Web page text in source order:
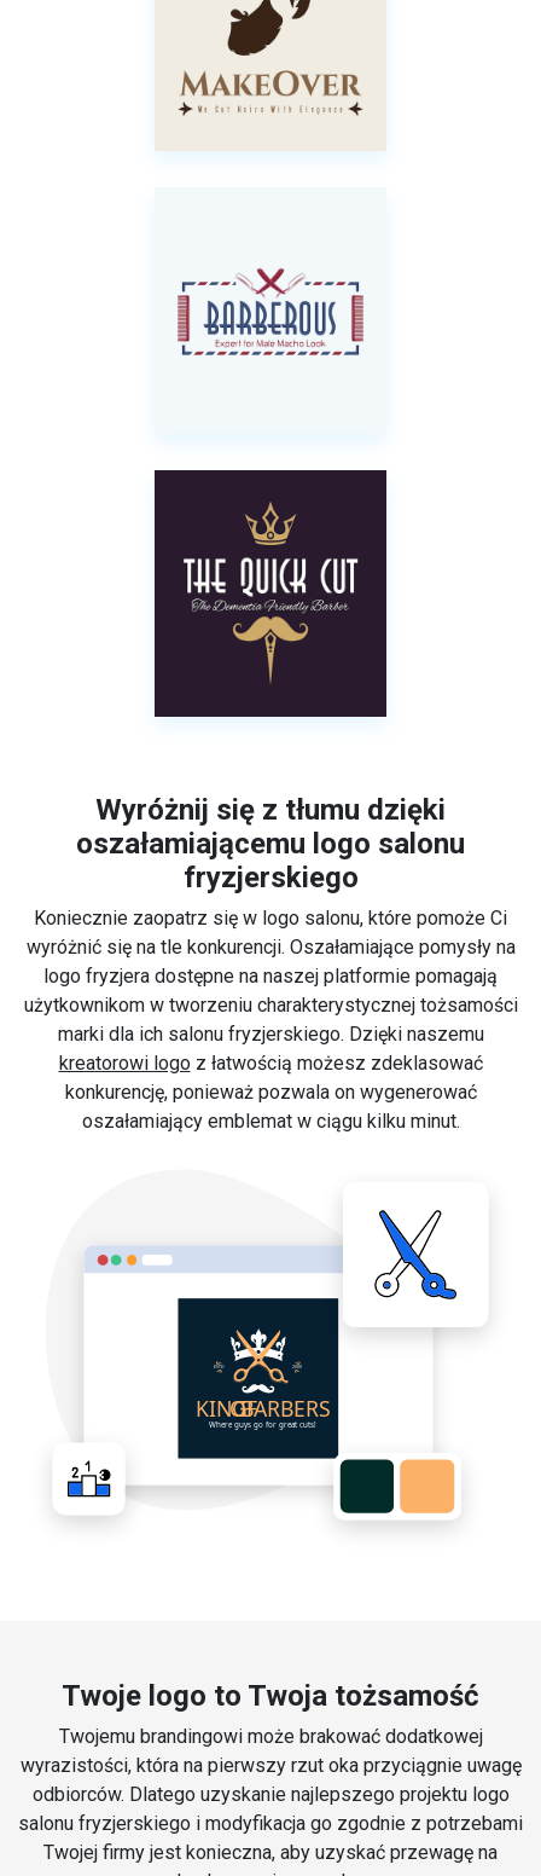
Wyróżnij się z tłumu dzięki
oszałamiającemu logo salonu
fryzjerskiego
Koniecznie zaopatrz się w logo salonu, które pomoże Ci
wyróżnić się na tle konkurencji. Oszałamiające pomysły na
logo fryzjera dostępne na naszej platformie pomagają
użytkownikom w tworzeniu charakterystycznej tożsamości
marki dla ich salonu fryzjerskiego. Dzięki naszemu
kreatorowi logoz łatwością możesz zdeklasować
konkurencję, ponieważ pozwala on wygenerować
oszałamiający emblemat w ciągu kilku minut.
Twoje logo to Twoja tożsamość
Twojemu brandingowi może brakować dodatkowej
wyrazistości, która na pierwszy rzut oka przyciągnie uwagę
odbiorców. Dlatego uzyskanie najlepszego projektu logo
salonu fryzjerskiego i modyfikacja go zgodnie z potrzebami
Twojej firmy jest konieczna, aby uzyskać przewagę na